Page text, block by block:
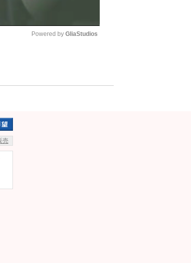
ット『ZENTsweeties』の
験、右は藤井マリーのセクシー
ックショット
人気RQ3名が決定＝4.4
新作DVD
Powered by GliaStudios
売